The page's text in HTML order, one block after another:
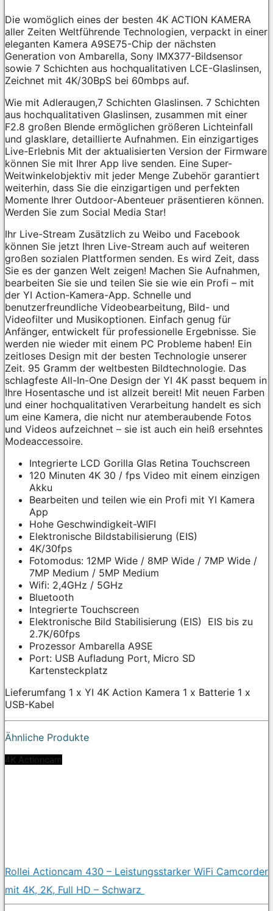
Die womöglich eines der besten 4K ACTION KAMERA
aller Zeiten Weltführende Technologien, verpackt in einer
eleganten Kamera A9SE75-Chip der nächsten
Generation von Ambarella, Sony IMX377-Bildsensor
sowie 7 Schichten aus hochqualitativen LCE-Glaslinsen,
Zeichnet mit 4K/30BpS bei 60mbps auf.
Wie mit Adleraugen,7 Schichten Glaslinsen. 7 Schichten
aus hochqualitativen Glaslinsen, zusammen mit einer
F2.8 großen Blende ermöglichen größeren Lichteinfall
und glasklare, detaillierte Aufnahmen. Ein einzigartiges
Live-Erlebnis Mit der aktualisierten Version der Firmware
können Sie mit Ihrer App live senden. Eine Super-
Weitwinkelobjektiv mit jeder Menge Zubehör garantiert
weiterhin, dass Sie die einzigartigen und perfekten
Momente Ihrer Outdoor-Abenteuer präsentieren können.
Werden Sie zum Social Media Star!
Ihr Live-Stream Zusätzlich zu Weibo und Facebook
können Sie jetzt Ihren Live-Stream auch auf weiteren
großen sozialen Plattformen senden. Es wird Zeit, dass
Sie es der ganzen Welt zeigen! Machen Sie Aufnahmen,
bearbeiten Sie sie und teilen Sie sie wie ein Profi – mit
der YI Action-Kamera-App. Schnelle und
benutzerfreundliche Videobearbeitung, Bild- und
Videofilter und Musikoptionen. Einfach genug für
Anfänger, entwickelt für professionelle Ergebnisse. Sie
werden nie wieder mit einem PC Probleme haben! Ein
zeitloses Design mit der besten Technologie unserer
Zeit. 95 Gramm der weltbesten Bildtechnologie. Das
schlagfeste All-In-One Design der YI 4K passt bequem in
Ihre Hosentasche und ist allzeit bereit! Mit neuen Farben
und einer hochqualitativen Verarbeitung handelt es sich
um eine Kamera, die nicht nur atemberaubende Fotos
und Videos aufzeichnet – sie ist auch ein heiß ersehntes
Modeaccessoire.
Integrierte LCD Gorilla Glas Retina Touchscreen
120 Minuten 4K 30 / fps Video mit einem einzigen
Akku
Bearbeiten und teilen wie ein Profi mit YI Kamera
App
Hohe Geschwindigkeit-WIFI
Elektronische Bildstabilisierung (EIS)
4K/30fps
Fotomodus: 12MP Wide / 8MP Wide / 7MP Wide /
7MP Medium / 5MP Medium
Wifi: 2,4GHz / 5GHz
Bluetooth
Integrierte Touchscreen
Elektronische Bild Stabilisierung (EIS) EIS bis zu
2.7K/60fps
Prozessor Ambarella A9SE
Port: USB Aufladung Port, Micro SD
Kartensteckplatz
Lieferumfang 1 x YI 4K Action Kamera 1 x Batterie 1 x
USB-Kabel
Ähnliche Produkte
4K Actioncam
Rollei Actioncam 430 – Leistungsstarker WiFi Camcorder
mit 4K, 2K, Full HD – Schwarz